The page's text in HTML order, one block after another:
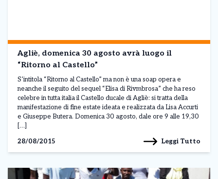
Agliè, domenica 30 agosto avrà luogo il
“Ritorno al Castello”
S’intitola “Ritorno al Castello” ma non è una soap opera e
neanche il seguito del sequel “Elisa di Rivmbrosa” che ha reso
celebre in tutta italia il Castello ducale di Agliè: si tratta della
manifestazione di fine estate ideata e realizzata da Lisa Accurti
e Giuseppe Butera. Domenica 30 agosto, dale ore 9 alle 19,30
[…]
28/08/2015
Leggi Tutto